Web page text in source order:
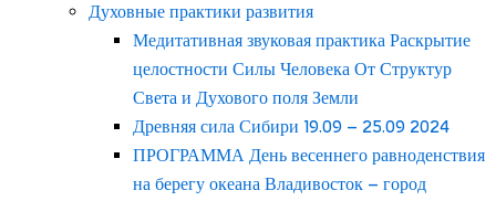
Духовные практики развития
Медитативная звуковая практика Раскрытие
целостности Силы Человека От Структур
Света и Духового поля Земли
Древняя сила Сибири 19.09 – 25.09 2024
ПРОГРАММА День весеннего равноденствия
на берегу океана Владивосток – город